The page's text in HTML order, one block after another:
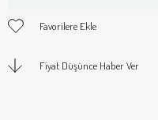
Favorilere Ekle
Fiyat Düşünce Haber Ver